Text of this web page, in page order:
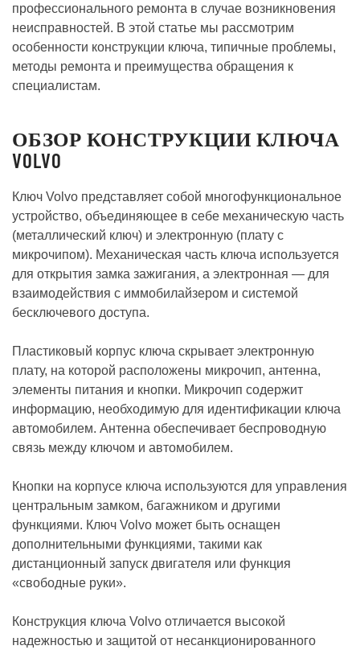
профессионального ремонта в случае возникновения
неисправностей. В этой статье мы рассмотрим
особенности конструкции ключа, типичные проблемы,
методы ремонта и преимущества обращения к
специалистам.
ОБЗОР КОНСТРУКЦИИ КЛЮЧА
VOLVO
Ключ Volvo представляет собой многофункциональное
устройство, объединяющее в себе механическую часть
(металлический ключ) и электронную (плату с
микрочипом). Механическая часть ключа используется
для открытия замка зажигания, а электронная — для
взаимодействия с иммобилайзером и системой
бесключевого доступа.
Пластиковый корпус ключа скрывает электронную
плату, на которой расположены микрочип, антенна,
элементы питания и кнопки. Микрочип содержит
информацию, необходимую для идентификации ключа
автомобилем. Антенна обеспечивает беспроводную
связь между ключом и автомобилем.
Кнопки на корпусе ключа используются для управления
центральным замком, багажником и другими
функциями. Ключ Volvo может быть оснащен
дополнительными функциями, такими как
дистанционный запуск двигателя или функция
«свободные руки».
Конструкция ключа Volvo отличается высокой
надежностью и защитой от несанкционированного